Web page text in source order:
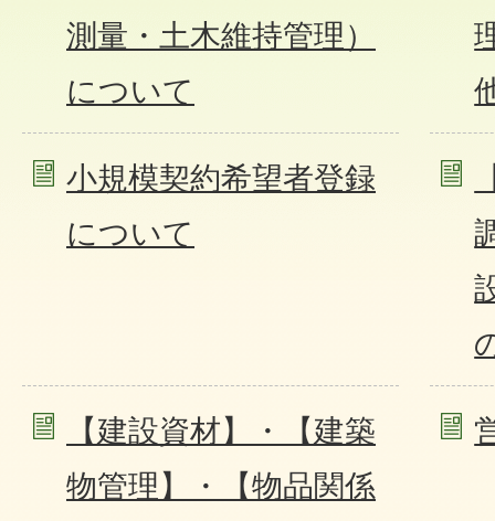
測量・土木維持管理）
について
小規模契約希望者登録
について
【建設資材】・【建築
物管理】・【物品関係